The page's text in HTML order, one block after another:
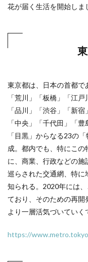
花が届く生活を開始しま
東京都は、日本の首都で
「荒川」「板橋」「江
「品川」「渋谷」「新
「中央」「千代田」「
「目黒」からなる23の
成。都内でも、特にこ
に、商業、行政などの施
巡らされた交通網、特に
知られる。2020年には
ており、そのための再
より一層活気づいていく
https://